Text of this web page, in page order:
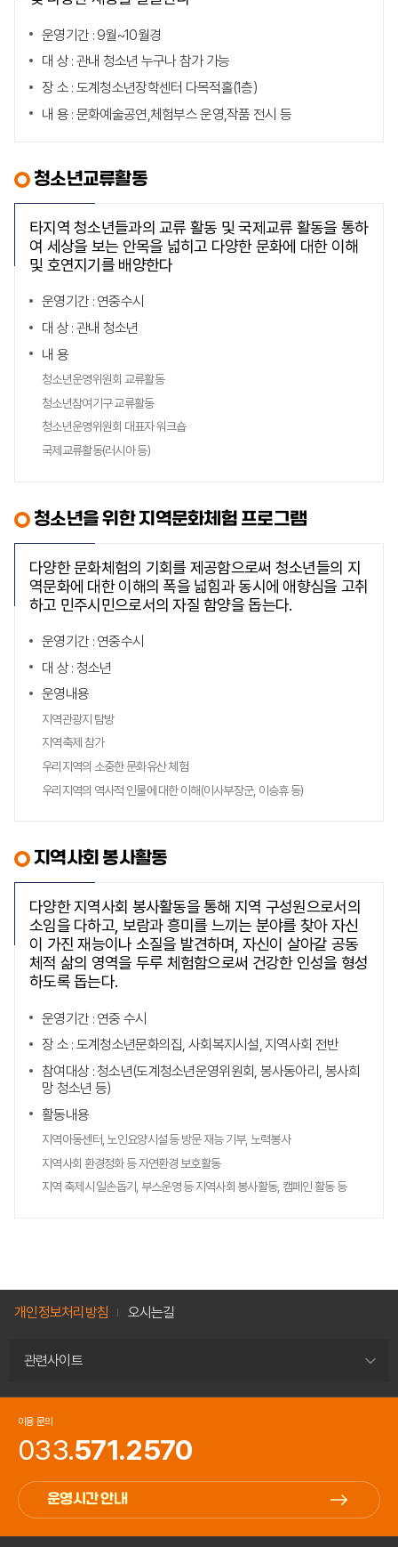
운영기간 : 9월~10월경
대 상 : 관내 청소년 누구나 참가 가능
장 소 : 도계청소년장학센터 다목적홀(1층)
내 용 : 문화예술공연,체험부스 운영,작품 전시 등
청소년교류활동
타지역 청소년들과의 교류 활동 및 국제교류 활동을 통하
여 세상을 보는 안목을 넓히고 다양한 문화에 대한 이해
및 호연지기를 배양한다
운영기간 : 연중수시
대 상 : 관내 청소년
내 용
청소년운영위원회 교류활동
청소년참여기구 교류활동
청소년운영위원회 대표자 워크숍
국제교류활동(러시아 등)
청소년을 위한 지역문화체험 프로그램
다양한 문화체험의 기회를 제공함으로써 청소년들의 지
역문화에 대한 이해의 폭을 넓힘과 동시에 애향심을 고취
하고 민주시민으로서의 자질 함양을 돕는다.
운영기간 : 연중수시
대 상 : 청소년
운영내용
지역관광지 탐방
지역축제 참가
우리지역의 소중한 문화유산 체험
우리지역의 역사적 인물에 대한 이해(이사부장군, 이승휴 등)
지역사회 봉사활동
다양한 지역사회 봉사활동을 통해 지역 구성원으로서의
소임을 다하고, 보람과 흥미를 느끼는 분야를 찾아 자신
이 가진 재능이나 소질을 발견하며, 자신이 살아갈 공동
체적 삶의 영역을 두루 체험함으로써 건강한 인성을 형성
하도록 돕는다.
운영기간 : 연중 수시
장 소 : 도계청소년문화의집, 사회복지시설, 지역사회 전반
참여대상 : 청소년(도계청소년운영위원회, 봉사동아리, 봉사희
망 청소년 등)
활동내용
지역아동센터, 노인요양시설 등 방문 재능 기부, 노력봉사
지역사회 환경정화 등 자연환경 보호활동
지역 축제시 일손돕기, 부스운영 등 지역사회 봉사활동, 캠페인 활동 등
개인정보처리방침 오시는길
관련사이트
이용 문의
033.571.2570
운영시간 안내